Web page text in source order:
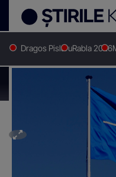
Dragos PislaruRabla 2026
Stirile Kanal D Stiri externe
NATO trimite